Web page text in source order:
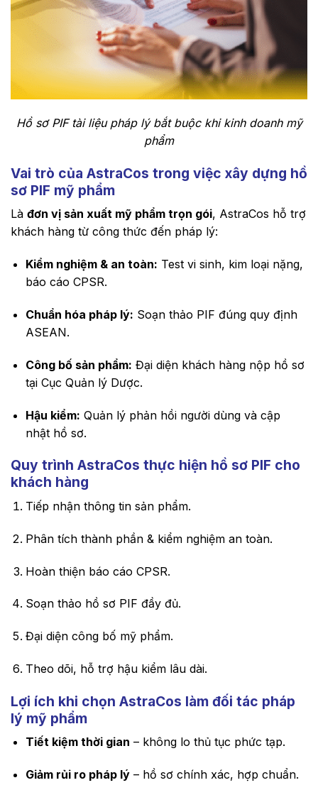
Hồ sơ PIF tài liệu pháp lý bắt buộc khi kinh doanh mỹ
phẩm
Vai trò của AstraCos trong việc xây dựng hồ
sơ PIF mỹ phẩm
Là đơn vị sản xuất mỹ phẩm trọn gói, AstraCos hỗ trợ
khách hàng từ công thức đến pháp lý:
Kiểm nghiệm & an toàn: Test vi sinh, kim loại nặng,
báo cáo CPSR.
Chuẩn hóa pháp lý: Soạn thảo PIF đúng quy định
ASEAN.
Công bố sản phẩm: Đại diện khách hàng nộp hồ sơ
tại Cục Quản lý Dược.
Hậu kiểm: Quản lý phản hồi người dùng và cập
nhật hồ sơ.
Quy trình AstraCos thực hiện hồ sơ PIF cho
khách hàng
Tiếp nhận thông tin sản phẩm.
Phân tích thành phần & kiểm nghiệm an toàn.
Hoàn thiện báo cáo CPSR.
Soạn thảo hồ sơ PIF đầy đủ.
Đại diện công bố mỹ phẩm.
Theo dõi, hỗ trợ hậu kiểm lâu dài.
Lợi ích khi chọn AstraCos làm đối tác pháp
lý mỹ phẩm
Tiết kiệm thời gian – không lo thủ tục phức tạp.
Giảm rủi ro pháp lý– hồ sơ chính xác, hợp chuẩn.